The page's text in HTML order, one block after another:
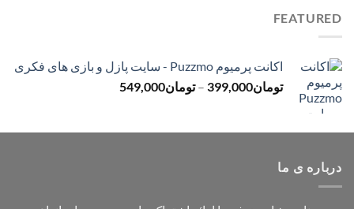
FEATURED
اکانت پرمیوم Puzzmo - سایت پازل و بازی های فکری
تومان399,000
– تومان549,000
تا
درباره ی ما